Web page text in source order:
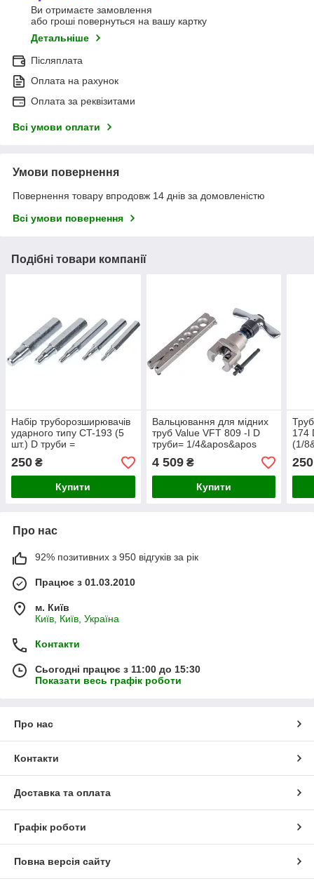
Ви отримаєте замовлення
або гроші повернуться на вашу картку
Детальніше
Післяплата
Оплата на рахунок
Оплата за реквізитами
Всі умови оплати
Умови повернення
Повернення товару впродовж 14 днів за домовленістю
Всі умови повернення
Подібні товари компанії
Набір труборозширювачів
ударного типу CT-193 (5
шт.) D труби =
5/16&apos&apos
3/8&apos&apos
250 ₴
Купити
Вальцювання для мідних
труб Value VFT 809 -I D
труби= 1/4&apos&apos
3/8&apos&apos
1/2&apos&apos
4 509₴
Купити
174
(1/
250
Про нас
92% позитивних з 950 відгуків за рік
Працює з 01.03.2010
м. Київ
Київ, Київ, Україна
Контакти
Сьогодні працює з 11:00 до 15:30
Показати весь графік роботи
Про нас
Контакти
Доставка та оплата
Графік роботи
Повна версія сайту